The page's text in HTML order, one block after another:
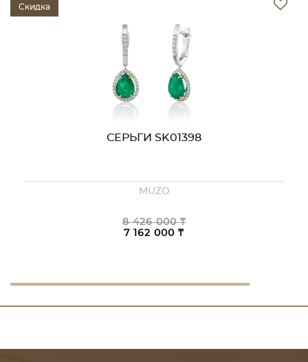
Скидка
СЕРЬГИ SK01398
MUZO
8 426 000 ₸
7 162 000 ₸